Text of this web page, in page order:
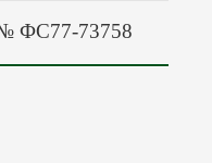
№ ФС77-73758